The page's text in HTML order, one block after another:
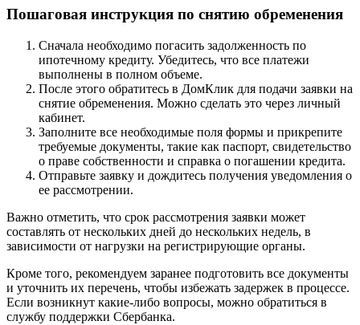
Пошаговая инструкция по снятию обременения
Сначала необходимо погасить задолженность по
ипотечному кредиту. Убедитесь, что все платежи
выполнены в полном объеме.
После этого обратитесь в ДомКлик для подачи заявки на
снятие обременения. Можно сделать это через личный
кабинет.
Заполните все необходимые поля формы и прикрепите
требуемые документы, такие как паспорт, свидетельство
о праве собственности и справка о погашении кредита.
Отправьте заявку и дождитесь получения уведомления о
ее рассмотрении.
Важно отметить, что срок рассмотрения заявки может
составлять от нескольких дней до нескольких недель, в
зависимости от нагрузки на регистрирующие органы.
Кроме того, рекомендуем заранее подготовить все документы
и уточнить их перечень, чтобы избежать задержек в процессе.
Если возникнут какие-либо вопросы, можно обратиться в
службу поддержки Сбербанка.